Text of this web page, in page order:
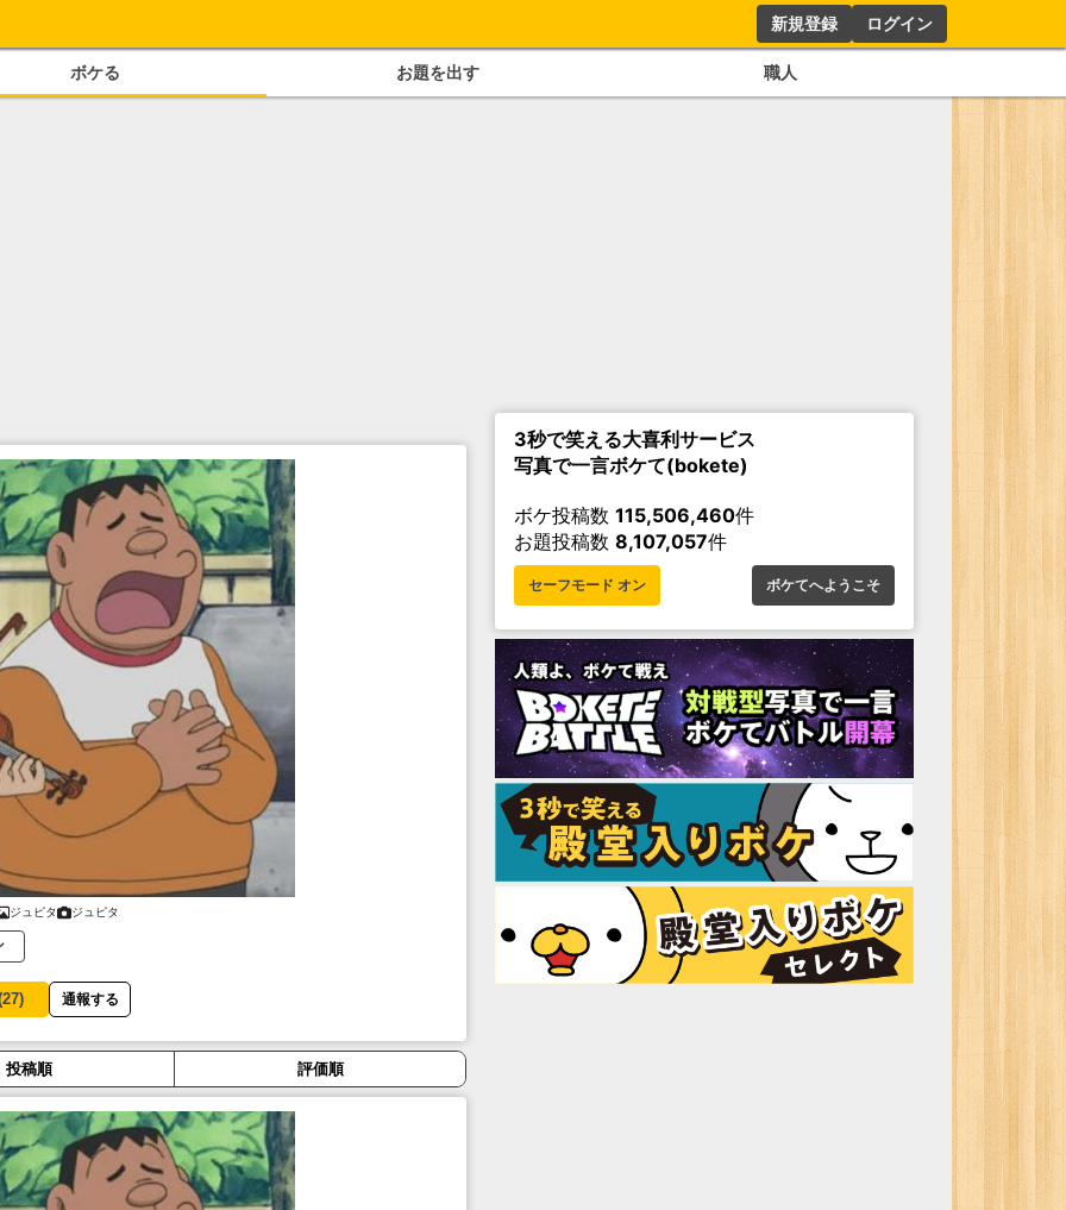
新規登録 ログイン
ボケる お題を出す 職人
ジュピタ ジュピタ
27) 通報する
投稿順 評価順
3秒で笑える大喜利サービス
写真で一言ボケて(bokete)
ボケ投稿数 115,506,460件
お題投稿数 8,107,057件
セーフモード オン ボケてへようこそ